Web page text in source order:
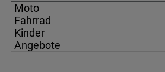
Moto
Fahrrad
Kinder
Angebote